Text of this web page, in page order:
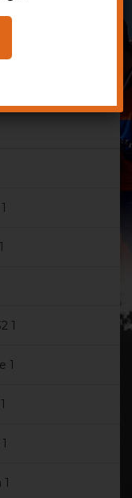
Daan van
Gire, Wil
Jelle Horsten, Tim
1
1